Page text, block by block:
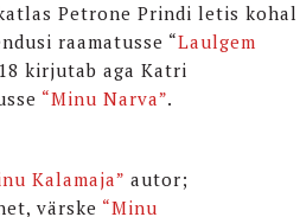
Petrone Prindi letis kohal
raamatusse “Laulgem
kirjutab aga Katri
“Minu Narva”.
Kalamaja” autor;
värske “Minu